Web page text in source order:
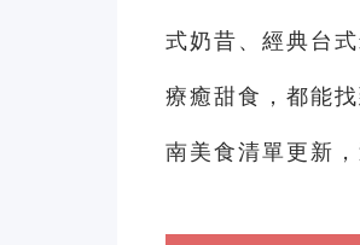
式奶昔、經典台
療癒甜食，都能
南美食清單更新